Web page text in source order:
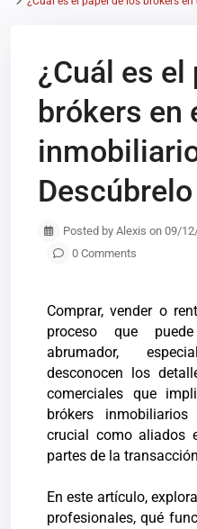
¿Cuál es el
brókers en
Posted by Alexis on 09/
0 Comments
Comprar, vender o
proceso que
abrumador,
desconocen los
comerciales que
brókers
crucial como aliados
partes de la
En este artículo,
profesionales, qué